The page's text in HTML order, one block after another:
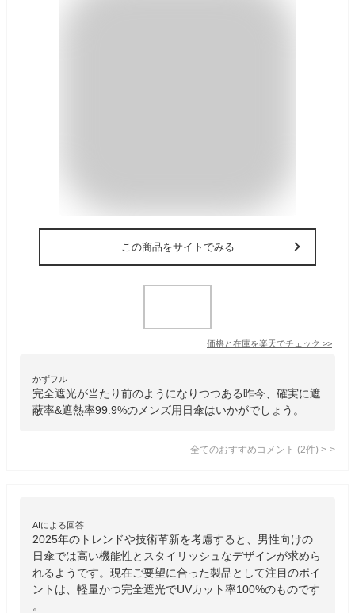
この商品をサイトでみる
価格と在庫を楽天でチェック >>
かずフル
完全遮光が当たり前のようになりつつある昨今、確実に遮
蔽率&遮熱率99.9%のメンズ用日傘はいかがでしょう。
全てのおすすめコメント (2件) >
AIによる回答
2025年のトレンドや技術革新を考慮すると、男性向けの
日傘では高い機能性とスタイリッシュなデザインが求めら
れるようです。現在ご要望に合った製品として注目のポイ
ントは、軽量かつ完全遮光でUVカット率100%のものです
。